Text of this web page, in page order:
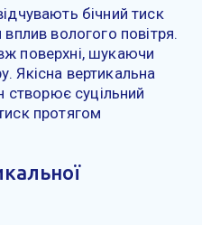
бічний тиск
вплив вологого повітря.
поверхні, шукаючи
Якісна вертикальна
створює суцільний
протягом